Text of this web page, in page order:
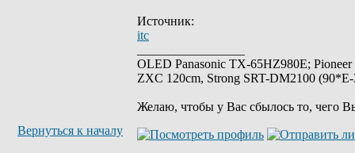
Источник:
itc
OLED Panasonic TX-65HZ980E;
ZXC 120cm, Strong SRT-DM2100
Желаю, чтобы у Вас сбылось то, чего
Вернуться к началу